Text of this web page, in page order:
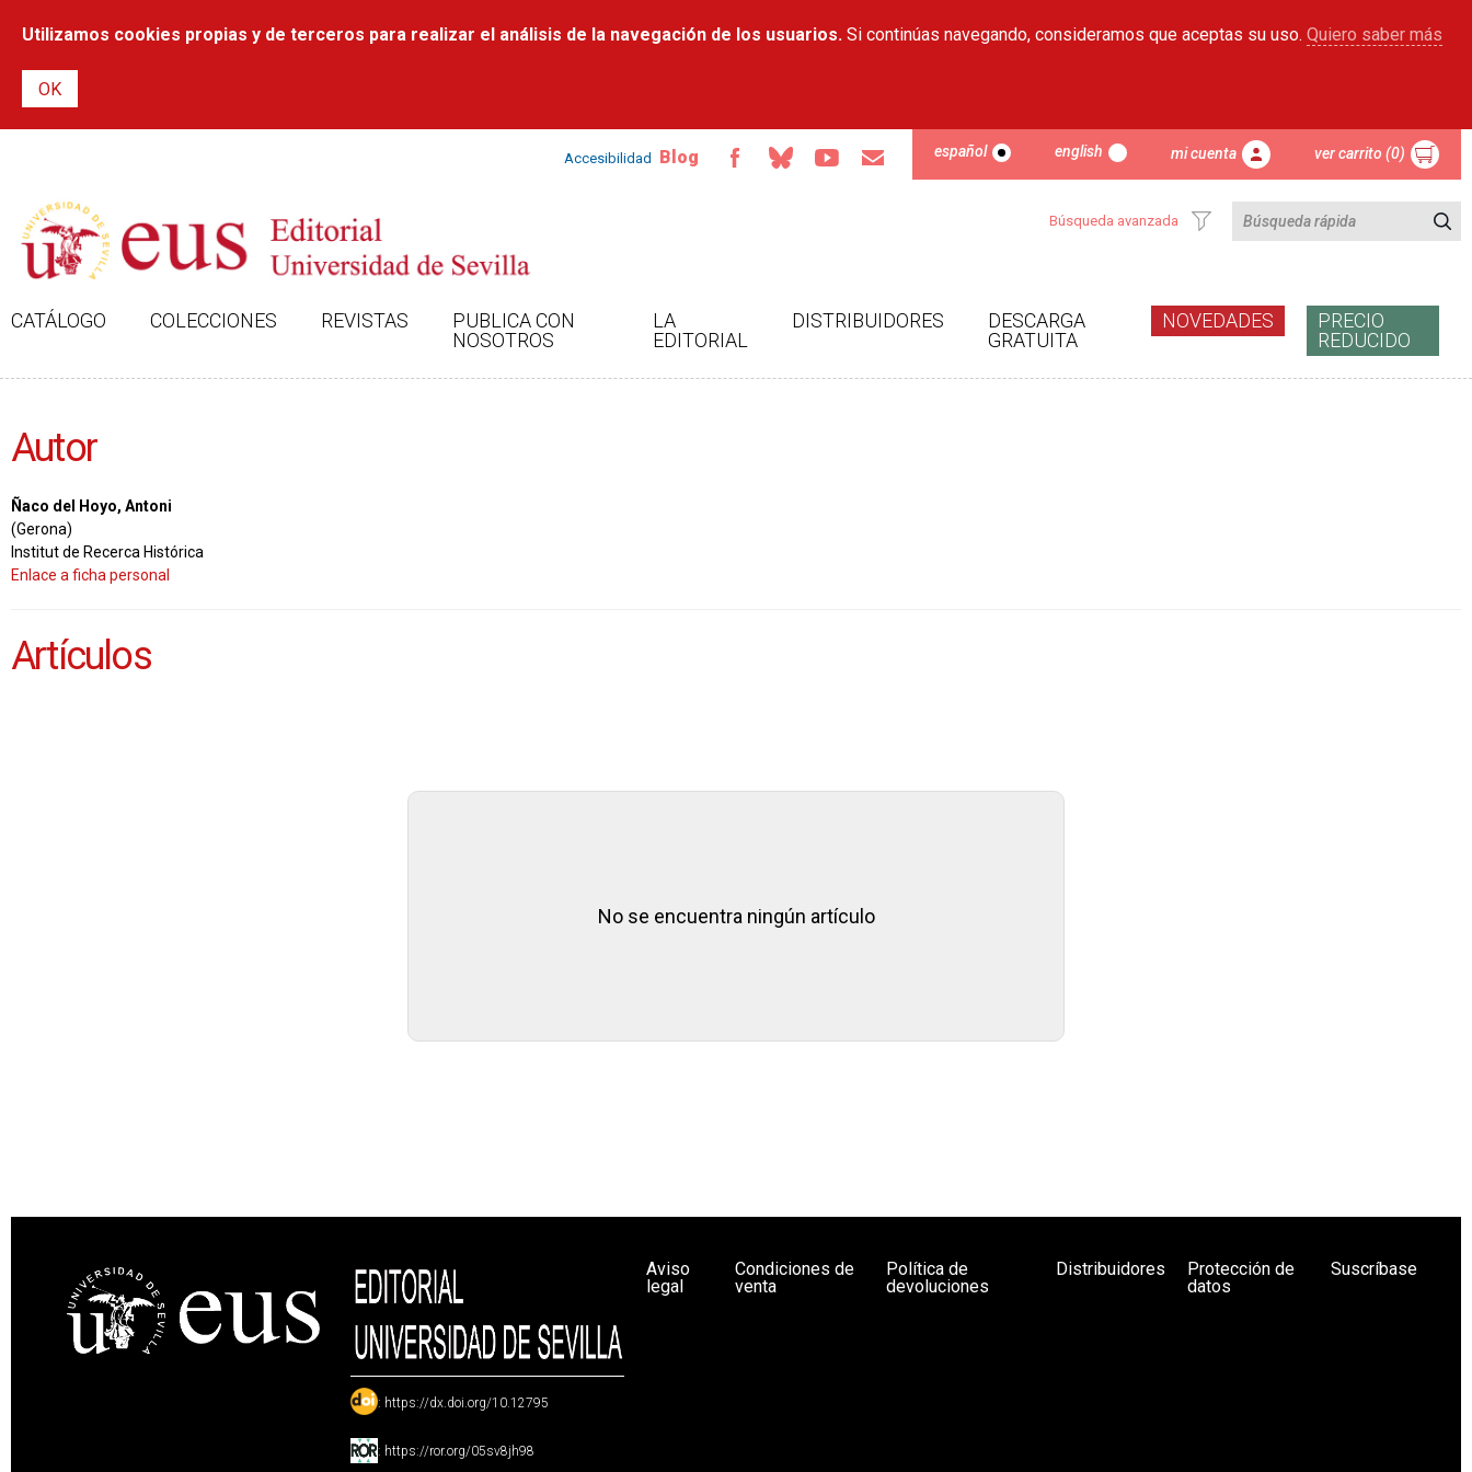
contenido
Utilizamos cookies propias y de terceros para realizar el análisis de la navegación de los usuarios. Si continúas navegando, consideramos que aceptas su uso. Quiero saber más
Accesibilidad Blog español english mi cuenta ver carrito (0)
Búsqueda avanzada
CATÁLOGO COLECCIONES REVISTAS
PUBLICA CON
NOSOTROS
LA
EDITORIAL
DISTRIBUIDORES
DESCARGA
GRATUITA
NOVEDADES
PRECIO
REDUCIDO
Autor
Ñaco del Hoyo, Antoni
(Gerona)
Institut de Recerca Histórica
Enlace a ficha personal
Artículos
No se encuentra ningún artículo
: https://dx.doi.org/10.12795
: https://ror.org/05sv8jh98
Aviso
legal
Condiciones de
venta
Política de
devoluciones
Distribuidores
Protección de
datos
Suscríbase